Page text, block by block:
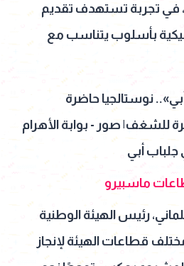
في تجربة تستهدف تقديم
بأسلوب يتناسب مع
أبي
ماسبيرو
رئيس الهيئة الوطنية
قطاعات الهيئة لإنجاز